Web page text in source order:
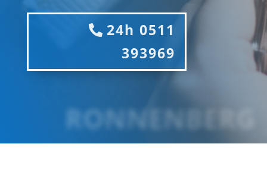
24h 0511
393969
RONNENBERG